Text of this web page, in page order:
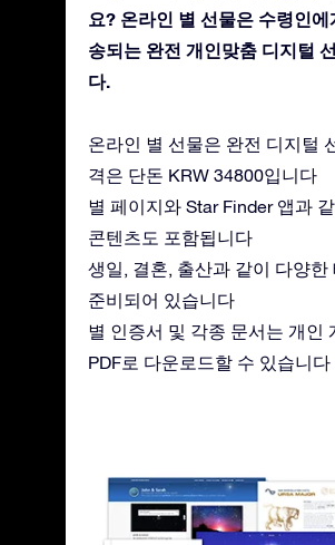
요? 온라인 별 선물은 수령인에
송되는 완전 개인맞춤 디지털
다.
온라인 별 선물은 완전 디지털
격은 단돈 KRW 34800입니다
별 페이지와 Star Finder 앱과
콘텐츠도 포함됩니다
생일, 결혼, 출산과 같이 다양한
준비되어 있습니다
별 인증서 및 각종 문서는 개인
PDF로 다운로드할 수 있습니다